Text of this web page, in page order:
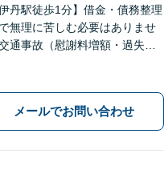
伊丹駅徒歩1分】借金・債務整理
で無理に苦しむ必要はありませ
通事故（慰謝料増額・過失割
事件（被害者側も対応）／相続
題など。まずはお気軽にご相
い
メールでお問い合わせ